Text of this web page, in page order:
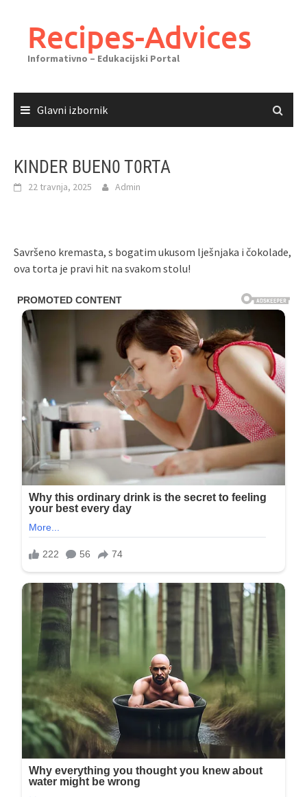
sadržajaRecipes-Advices
Informativno – Edukacijski Portal
Glavni izbornik
KINDER BUEN0 T0RTA
22 travnja, 2025 Admin
Savršeno kremasta, s bogatim ukusom lješnjaka i čokolade,
ova torta je pravi hit na svakom stolu!